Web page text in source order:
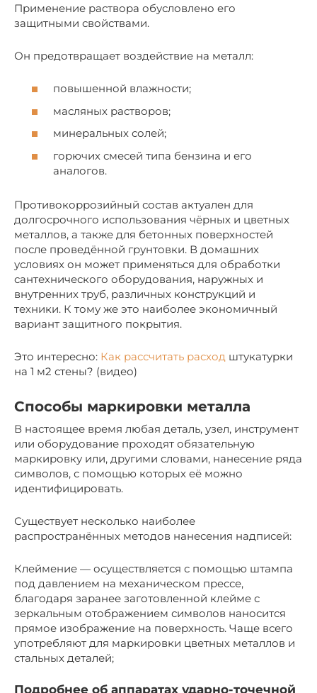
Применение раствора обусловлено его
защитными свойствами.
Он предотвращает воздействие на металл:
повышенной влажности;
масляных растворов;
минеральных солей;
горючих смесей типа бензина и его
аналогов.
Противокоррозийный состав актуален для
долгосрочного использования чёрных и цветных
металлов, а также для бетонных поверхностей
после проведённой грунтовки. В домашних
условиях он может применяться для обработки
сантехнического оборудования, наружных и
внутренних труб, различных конструкций и
техники. К тому же это наиболее экономичный
вариант защитного покрытия.
Это интересно: Как рассчитать расход штукатурки
на 1 м2 стены? (видео)
Способы маркировки металла
В настоящее время любая деталь, узел, инструмент
или оборудование проходят обязательную
маркировку или, другими словами, нанесение ряда
символов, с помощью которых её можно
идентифицировать.
Существует несколько наиболее
распространённых методов нанесения надписей:
Клеймение — осуществляется с помощью штампа
под давлением на механическом прессе,
благодаря заранее заготовленной клейме с
зеркальным отображением символов наносится
прямое изображение на поверхность. Чаще всего
употребляют для маркировки цветных металлов и
стальных деталей;
Подробнее об аппаратах ударно-точечной